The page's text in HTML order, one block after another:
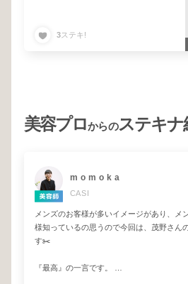
3ステキ!
美容プロからのステキ
m o m o k a
CASI
メンズのお客様が多いイメージがあり、メ
様知っているの思うので今回は、茂野さん
す✂️
『最高』の一言です。